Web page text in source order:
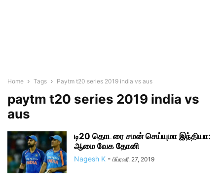
Home Tags Paytm t20 series 2019 india vs aus
paytm t20 series 2019 india vs
aus
டி20 தொடரை சமன் செய்யுமா இந்தியா:
ஆமை வேக தோனி
Nagesh K - பிப்ரவரி 27, 2019